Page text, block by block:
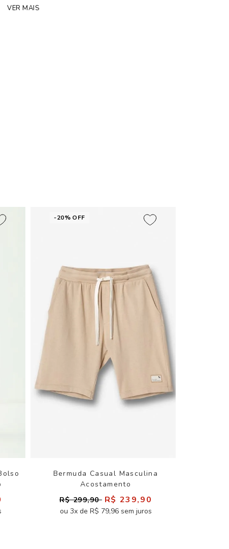
Modelagens contemporâneas e cortes precisos
VER MAIS
-20% OFF
Bermuda Casual Masculina
Acostamento
R$ 299,90 R$ 239,90
ou 3x de R$ 79,96 sem juros